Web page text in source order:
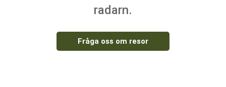
radarn.
Fråga oss om resor